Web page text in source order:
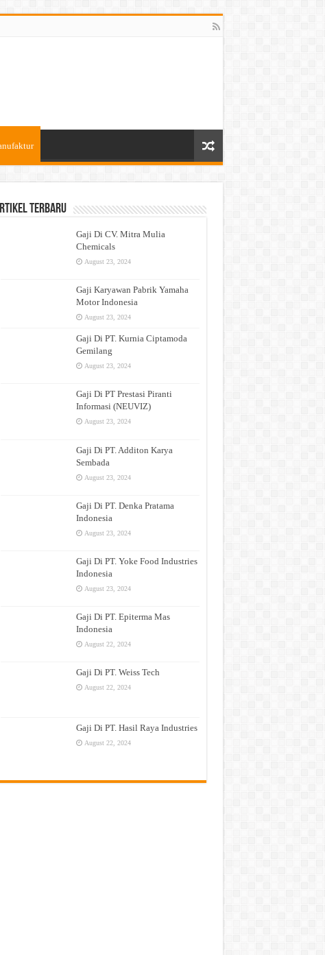
Terbaru
Gaji Di CV. Mitra Mulia
Chemicals
August 23, 2024
Gaji Karyawan Pabrik Yamaha
Motor Indonesia
August 23, 2024
Gaji Di PT. Kurnia Ciptamoda
Gemilang
August 23, 2024
Gaji Di PT Prestasi Piranti
Informasi (NEUVIZ)
August 23, 2024
Gaji Di PT. Additon Karya
Sembada
August 23, 2024
Gaji Di PT. Denka Pratama
Indonesia
August 23, 2024
Gaji Di PT. Yoke Food Industries
Indonesia
August 23, 2024
Gaji Di PT. Epiterma Mas
Indonesia
August 22, 2024
Gaji Di PT. Weiss Tech
August 22, 2024
Gaji Di PT. Hasil Raya Industries
August 22, 2024